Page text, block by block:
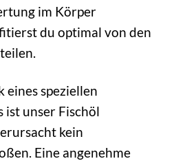
im Körper
du optimal von den
eines speziellen
ist unser Fischöl
kein
Eine angenehme